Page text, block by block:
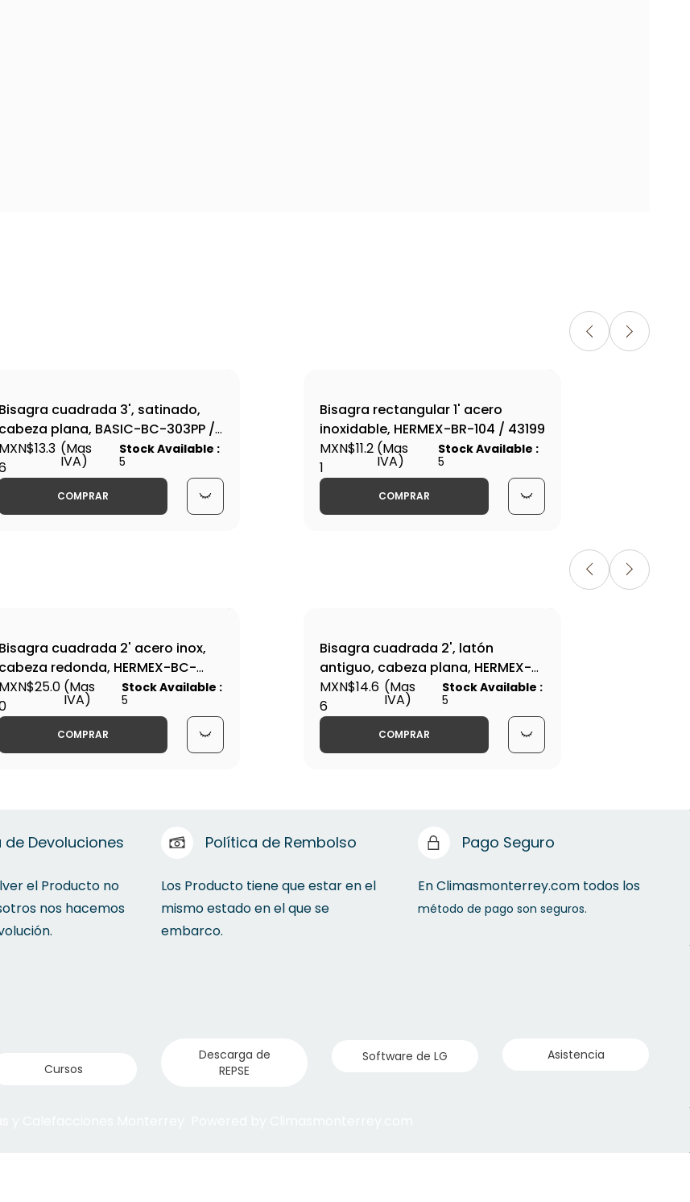
Bisagra cuadrada 3', satinado,
cabeza plana, BASIC-BC-303PP /
23687
MXN$13.3 (Mas
IVA)
Stock Available :
5
COMPRAR
Bisagra rectangular 1' acero
inoxidable, HERMEX-BR-104 / 43199
MXN$11.2
1
(Mas
IVA)
Stock Available :
5
COMPRAR
Bisagra cuadrada 2' acero inox,
cabeza redonda, HERMEX-BC-
204R / 43220
MXN$25.0 (Mas
IVA)
Stock Available :
5
COMPRAR
Bisagra cuadrada 2', latón
antiguo, cabeza plana, HERMEX-
BC-202P / 43249
MXN$14.6
6
(Mas
IVA)
Stock Available :
5
COMPRAR
de Devoluciones
el Producto no
nos hacemos
Política de Rembolso
Los Producto tiene que estar en el
mismo estado en el que se
embarco.
Pago Seguro
En Climasmonterrey.com todos los
método de pago son seguros.
Cursos
Descarga de
REPSE
Software de LG Asistencia